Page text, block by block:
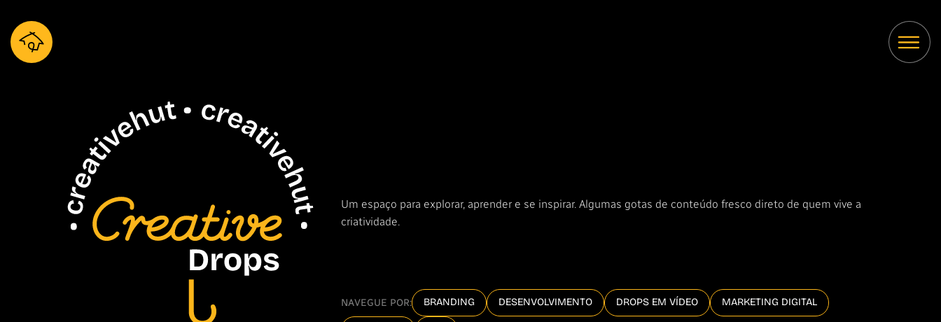
Drops
Um espaço para explorar, aprender e se inspirar. Algumas gotas de conteúdo fresco direto de quem vive a
criatividade.
NAVEGUE POR: BRANDING DESENVOLVIMENTO DROPS EM VÍDEO MARKETING DIGITAL